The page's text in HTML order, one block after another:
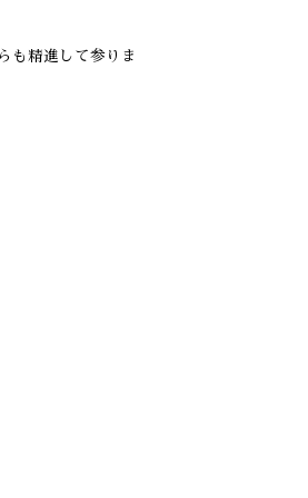
も精進して参りま